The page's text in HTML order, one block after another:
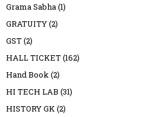
Grama Sabha(1)
GRATUITY(2)
GST(2)
HALL TICKET(162)
Hand Book(2)
HI TECH LAB (31)
HISTORY GK(2)